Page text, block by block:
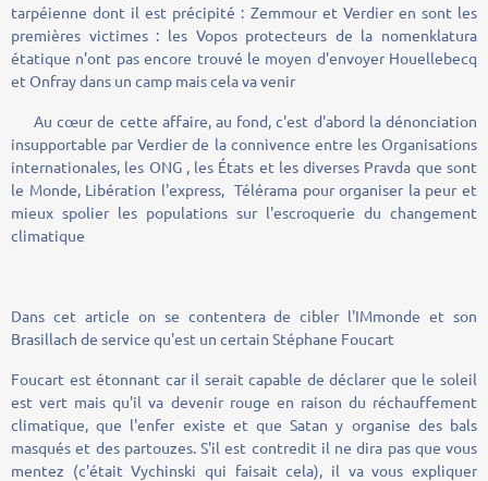
tarpéienne dont il est précipité : Zemmour et Verdier en sont les
premières victimes : les Vopos protecteurs de la nomenklatura
étatique n'ont pas encore trouvé le moyen d'envoyer Houellebecq
et Onfray dans un camp mais cela va venir
Au cœur de cette affaire, au fond, c'est d'abord la dénonciation
insupportable par Verdier de la connivence entre les Organisations
internationales, les ONG , les États et les diverses Pravda que sont
le Monde, Libération l'express, Télérama pour organiser la peur et
mieux spolier les populations sur l'escroquerie du changement
climatique
Dans cet article on se contentera de cibler l'IMmonde et son
Brasillach de service qu'est un certain Stéphane Foucart
Foucart est étonnant car il serait capable de déclarer que le soleil
est vert mais qu'il va devenir rouge en raison du réchauffement
climatique, que l'enfer existe et que Satan y organise des bals
masqués et des partouzes. S'il est contredit il ne dira pas que vous
mentez (c'était Vychinski qui faisait cela), il va vous expliquer